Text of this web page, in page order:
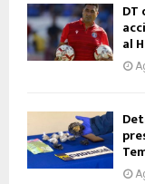
DT
al